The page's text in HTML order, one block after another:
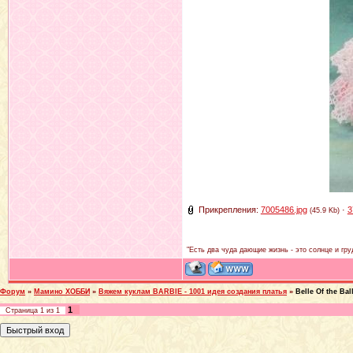
Прикрепления: 7005486.jpg (45.9 Kb) ·
"Есть два чуда дающие жизнь - это солнце и
Форум » Мамино ХОББИ » Вяжем куклам BARBIE - 1001 идея создания платья » Belle Of the
Страница 1 из 1 1